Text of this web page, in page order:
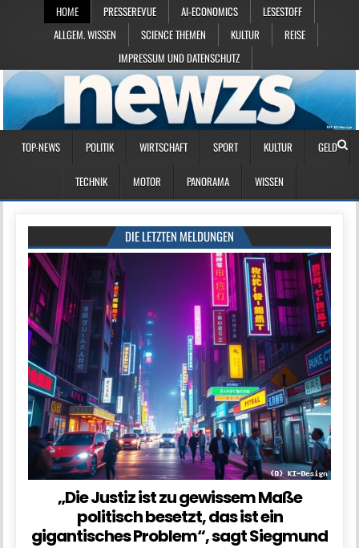
HOME PRESSEREVUE AI-ECONOMICS
LESESTOFF
ALLGEM. WISSEN
SCIENCE THEMEN KULTUR
REISE
IMPRESSUM UND DATENSCHUTZ
TOP-NEWS POLITIK WIRTSCHAFT SPORT KULTUR GELD
TECHNIK MOTOR PANORAMA WISSEN
DIE LETZTEN MELDUNGEN
„Die Justiz ist zu gewissem Maße
politisch besetzt, das ist ein
gigantisches Problem“, sagt Siegmund